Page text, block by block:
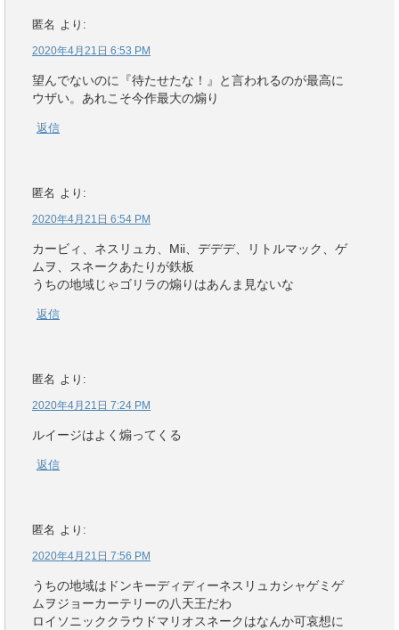
匿名 より:
2020年4月21日 6:53 PM
望んでないのに『待たせたな！』と言われるのが最高に
ウザい。あれこそ今作最大の煽り
返信
匿名 より:
2020年4月21日 6:54 PM
カービィ、ネスリュカ、Mii、デデデ、リトルマック、ゲ
ムヲ、スネークあたりが鉄板
うちの地域じゃゴリラの煽りはあんま見ないな
返信
匿名 より:
2020年4月21日 7:24 PM
ルイージはよく煽ってくる
返信
匿名 より:
2020年4月21日 7:56 PM
うちの地域はドンキーディディーネスリュカシャゲミゲ
ムヲジョーカーテリーの八天王だわ
ロイソニッククラウドマリオスネークはなんか可哀想に